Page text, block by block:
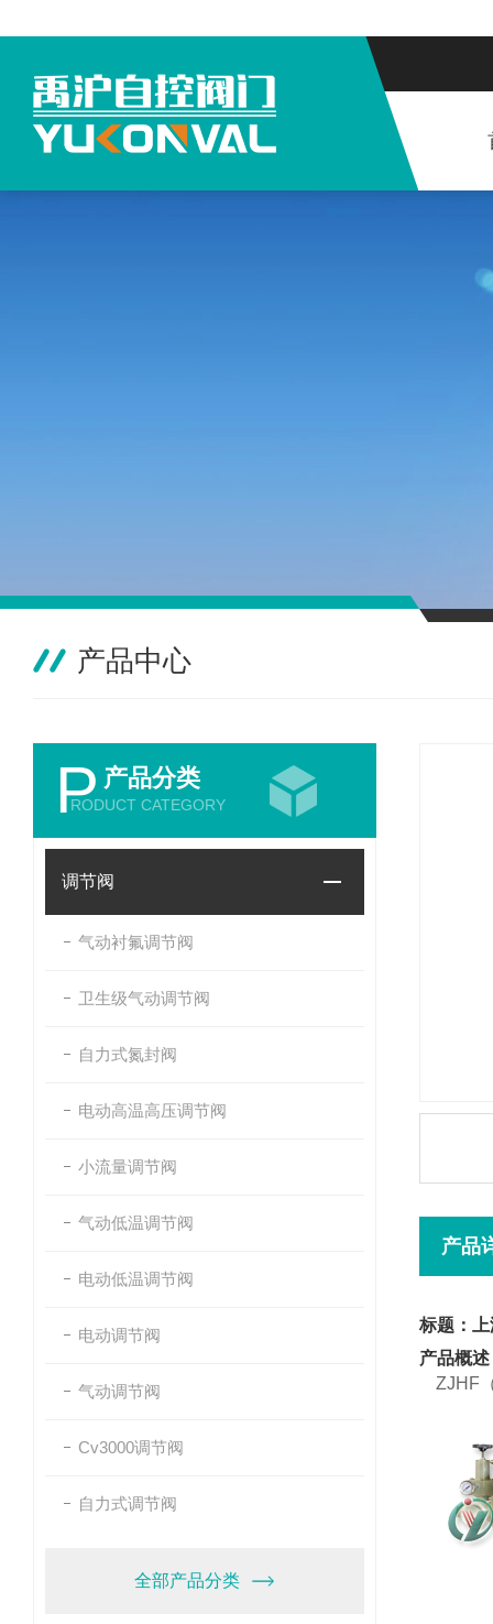
产品中心
P 产品分类
RODUCT CATEGORY
调节阀
气动衬氟调节阀
卫生级气动调节阀
自力式氮封阀
电动高温高压调节阀
小流量调节阀
气动低温调节阀
电动低温调节阀
电动调节阀
气动调节阀
Cv3000调节阀
自力式调节阀
全部产品分类
产品
标题：
产品概述
ZJHF